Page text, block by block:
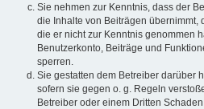
Sie nehmen zur Kenntnis, dass der
die Inhalte von Beiträgen übernimmt,
die er nicht zur Kenntnis genommen
Benutzerkonto, Beiträge und
sperren.
Sie gestatten dem Betreiber darüber
sofern sie gegen o. g. Regeln
Betreiber oder einem Dritten Schaden